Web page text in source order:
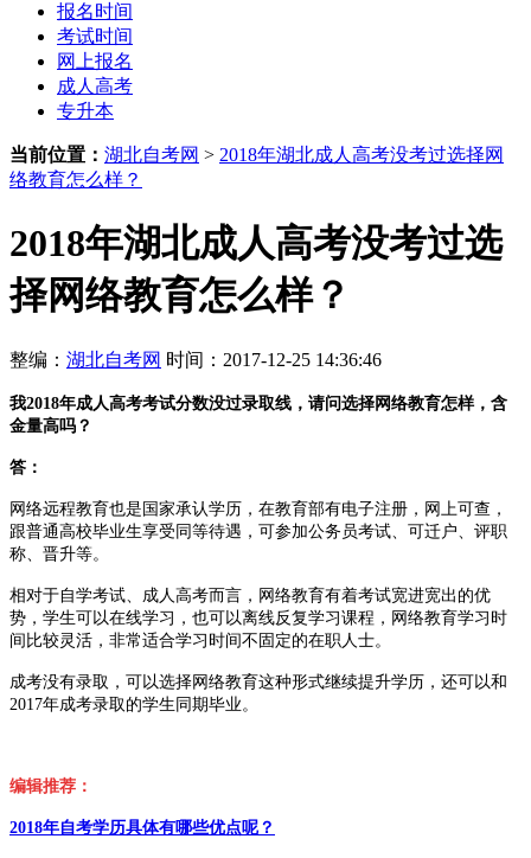
报名时间
考试时间
网上报名
成人高考
专升本
当前位置： 湖北自考网 > 2018年湖北成人高考没考过选择网
络教育怎么样？
2018年湖北成人高考没考过选
择网络教育怎么样？
整编： 湖北自考网 时间：2017-12-25 14:36:46
我2018年成人高考考试分数没过录取线，请问选择网络教育怎样，含
金量高吗？
答：
网络远程教育也是 国家承认学历，在教育部有电子注册，网上可查，
跟普通高校毕业生享受同等待遇，可参加公务员考试、可迁户、评职
称、晋升等。
相对于自学考试、成人高考而言，网络教育有着考试宽进宽出的优
势，学生可以在线学习，也可以离线反复学习课程，网络教育学习时
间比较灵活，非常适合学习时间不固定的在职人士。
成考没有录取，可以选择网络教育这种形式继续提升学历，还可以和
2017年成考录取的学生同期毕业。
编辑推荐：
2018年自考学历具体有哪些优点呢？